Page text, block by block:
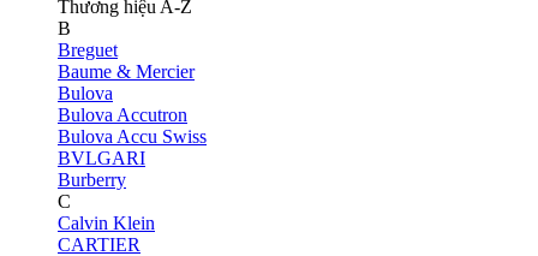
Thương hiệu A-Z
B
Breguet
Baume & Mercier
Bulova
Bulova Accutron
Bulova Accu Swiss
BVLGARI
Burberry
C
Calvin Klein
CARTIER